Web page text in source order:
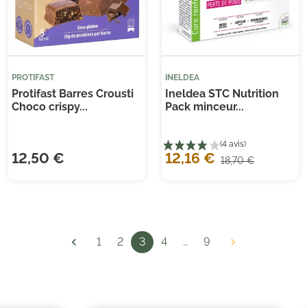
PROTIFAST
Protifast Barres Crousti
Choco crispy...
12,50 €
INELDEA
Ineldea STC Nutrition
Pack minceur...
12,16 € 18,70 €
 1 2 3 4 … 9 